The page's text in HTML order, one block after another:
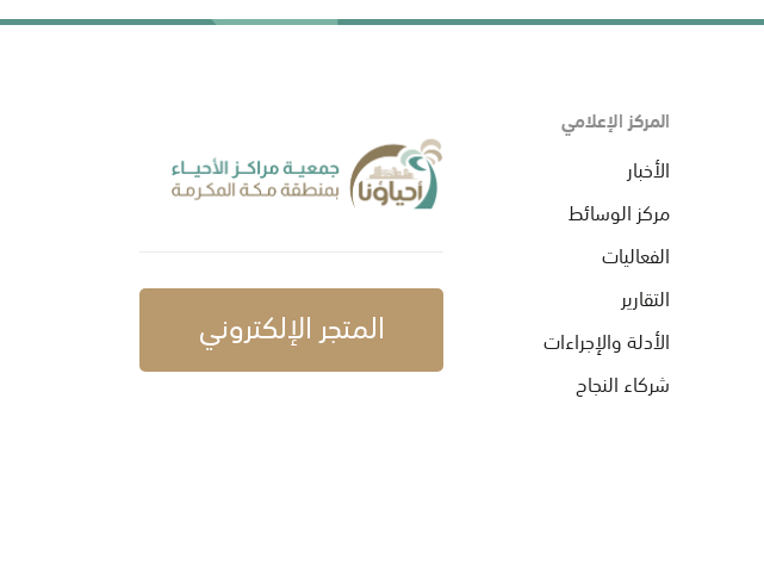
المركز الإعلامي
الأخبار
مركز الوسائط
الفعاليات
التقارير
الأدلة والإجراءات
شركاء النجاح
المتجر الإلكتروني